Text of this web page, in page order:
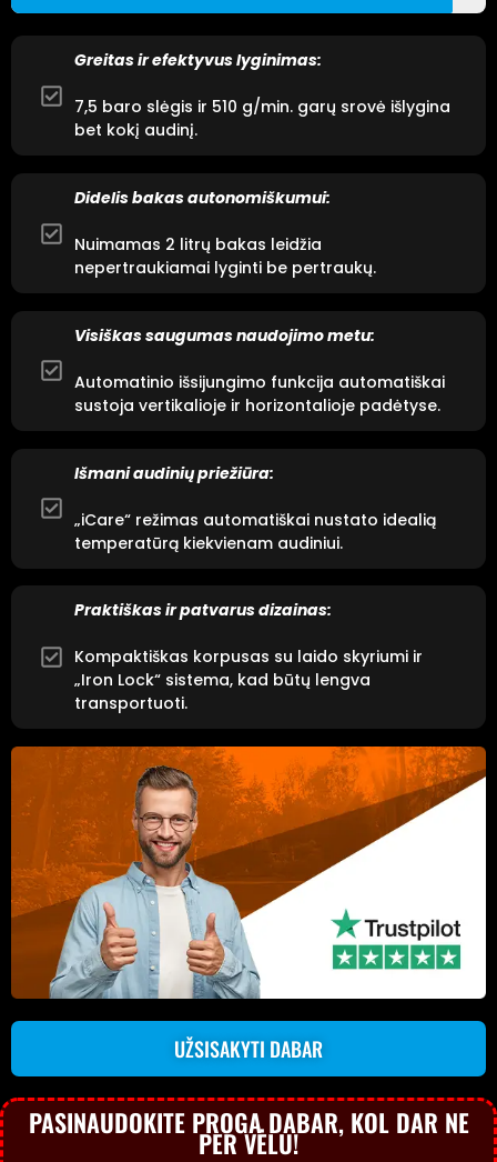
Greitas ir efektyvus lyginimas:
7,5 baro slėgis ir 510 g/min. garų srovė išlygina
bet kokį audinį.
Didelis bakas autonomiškumui:
Nuimamas 2 litrų bakas leidžia
nepertraukiamai lyginti be pertraukų.
Visiškas saugumas naudojimo metu:
Automatinio išsijungimo funkcija automatiškai
sustoja vertikalioje ir horizontalioje padėtyse.
Išmani audinių priežiūra:
„iCare“ režimas automatiškai nustato idealią
temperatūrą kiekvienam audiniui.
Praktiškas ir patvarus dizainas:
Kompaktiškas korpusas su laido skyriumi ir
„Iron Lock“ sistema, kad būtų lengva
transportuoti.
UŽSISAKYTI DABAR
PASINAUDOKITE PROGA DABAR, KOL DAR NE
PER VĖLU!